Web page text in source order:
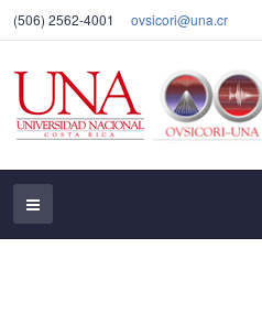
(506) 2562-4001 ovsicori@una.cr